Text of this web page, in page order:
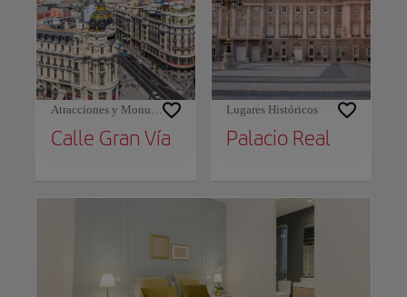
Atracciones y Monumentos
Calle Gran Vía
Lugares Históricos
Palacio Real